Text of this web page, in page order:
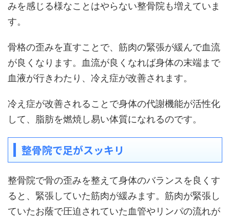
みを感じる様なことはやらない整骨院も増えていま
す。
骨格の歪みを直すことで、筋肉の緊張が緩んで血流
が良くなります。血流が良くなれば身体の末端まで
血液が行きわたり、冷え症が改善されます。
冷え症が改善されることで身体の代謝機能が活性化
して、脂肪を燃焼し易い体質になれるのです。
整骨院で足がスッキリ
整骨院で骨の歪みを整えて身体のバランスを良くす
ると、緊張していた筋肉が緩みます。筋肉が緊張し
ていたお蔭で圧迫されていた血管やリンパの流れが